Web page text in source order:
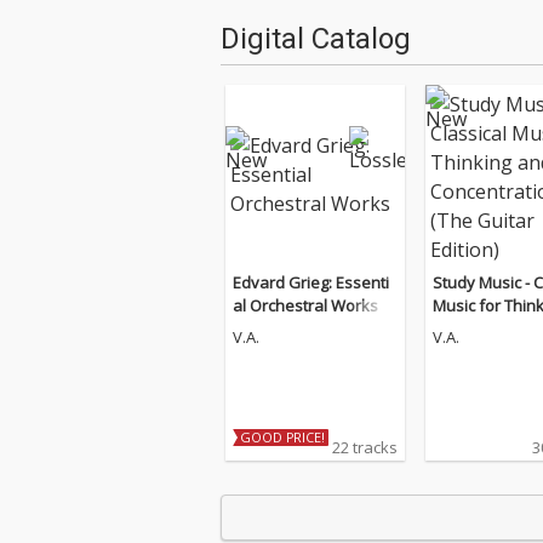
Digital Catalog
Edvard Grieg: Essenti
al Orchestral Works
V.A.
GOOD PRICE! 22 tracks
Study Music -
Music for
d
V.A.